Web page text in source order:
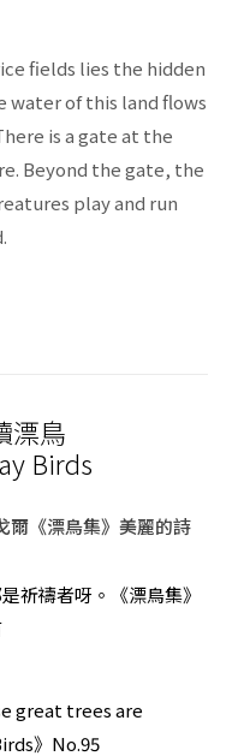
fields lies the hidden
water of this land flows
is a gate at the
Beyond the gate, the
play and run
漂鳥
Birds
爾《漂鳥集》美麗的詩
祈禱者呀。《漂鳥集》
great trees are
》No.95